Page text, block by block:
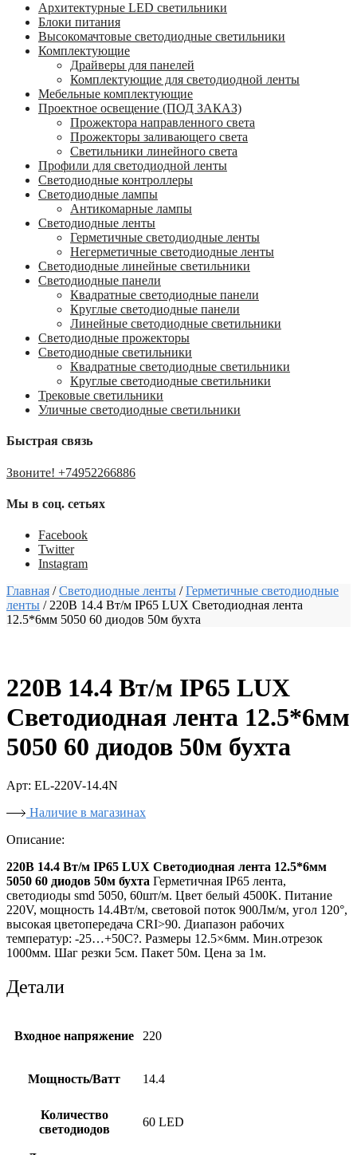
Архитектурные LED светильники
Блоки питания
Высокомачтовые светодиодные светильники
Комплектующие
Драйверы для панелей
Комплектующие для светодиодной ленты
Мебельные комплектующие
Проектное освещение (ПОД ЗАКАЗ)
Прожектора направленного света
Прожекторы заливающего света
Светильники линейного света
Профили для светодиодной ленты
Светодиодные контроллеры
Светодиодные лампы
Антикомарные лампы
Светодиодные ленты
Гермeтичные светодиодные ленты
Негерметичные светодиодные ленты
Светодиодные линейные светильники
Светодиодные панели
Квадратные светодиодные панели
Круглые светодиодные панели
Линейные светодиодные светильники
Светодиодные прожекторы
Светодиодные светильники
Квадратные светодиодные светильники
Круглые светодиодные светильники
Трековые светильники
Уличные светодиодные светильники
Быстрая связь
Звоните! +74952266886
Мы в соц. сетьях
Facebook
Twitter
Instagram
Главная /Светодиодные ленты /Гермeтичные светодиодные
ленты / 220В 14.4 Вт/м IP65 LUX Светодиодная лента
12.5*6мм 5050 60 диодов 50м бухта
220В 14.4 Вт/м IP65 LUX
Светодиодная лента 12.5*6мм
5050 60 диодов 50м бухта
Арт: EL-220V-14.4N
Наличие в магазинах
Описание:
220В 14.4 Вт/м IP65 LUX Светодиодная лента 12.5*6мм
5050 60 диодов 50м бухта Герметичная IP65 лента,
светодиоды smd 5050, 60шт/м. Цвет белый 4500K. Питание
220V, мощность 14.4Вт/м, световой поток 900Лм/м, угол 120°,
высокая цветопередача CRI>90. Диапазон рабочих
температур: -25…+50C?. Размеры 12.5×6мм. Мин.отрезок
1000мм. Шаг резки 5см. Пакет 50м. Цена за 1м.
Детали
Входное напряжение 220
Мощность/Ватт 14.4
Количество
светодиодов
60 LED